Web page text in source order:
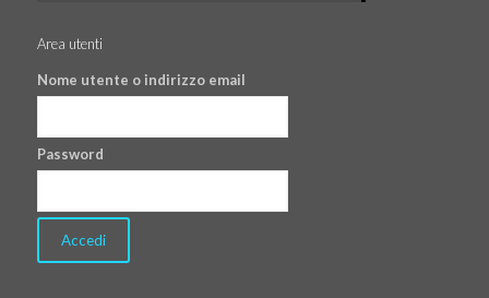
Area utenti
Nome utente o indirizzo email
Password